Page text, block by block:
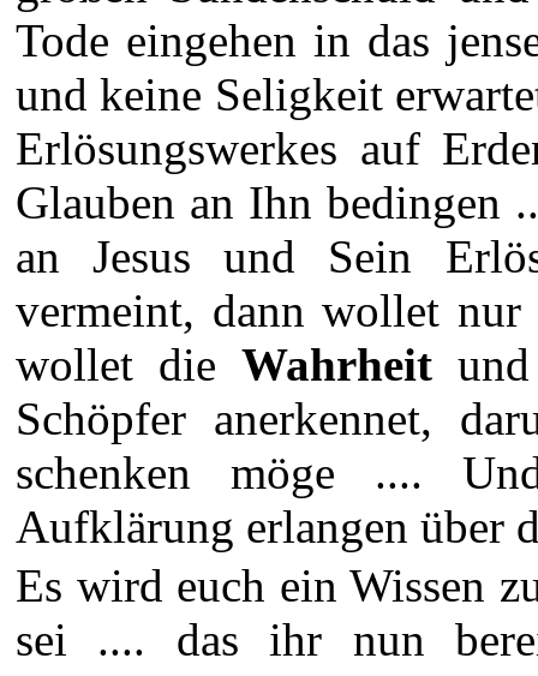
Tode eingehen in das
und keine Seligkeit
Erlösungswerkes auf
Glauben an Ihn bedingen
an Jesus und Sein
vermeint, dann wollet
wollet die Wahrheit
Schöpfer anerkennet,
schenken möge ....
Aufklärung erlangen über
Es wird euch ein Wissen
sei .... das ihr nun